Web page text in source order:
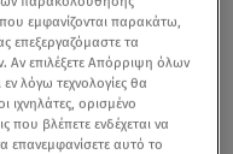
εμφανίζονται παρακάτω,
επεξεργαζόμαστε τα
επιλέξετε Απόρριψη όλων
λόγω τεχνολογίες θα
ιχνηλάτες, ορισμένο
που βλέπετε ενδέχεται να
επανεμφανίσετε αυτό το